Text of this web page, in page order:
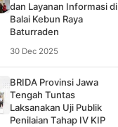
dan Layanan Informasi di
Balai Kebun Raya
Baturraden
30 Dec 2025
BRIDA Provinsi Jawa
Tengah Tuntas
Laksanakan Uji Publik
Penilaian Tahap IV KIP